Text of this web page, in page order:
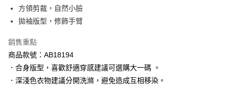
每筆NT$60，滿NT$1,000(含以上)免運費
7-11取貨付款
每筆NT$60，滿NT$1,000(含以上)免運費
付款後7-11取貨
每筆NT$60，滿NT$1,000(含以上)免運費
方領剪裁，自然小臉
拋袖版型，修飾手臂
銷售重點
商品款號：AB18194
．合身版型，喜歡舒適穿感建議可選購大一碼 。
．深淺色衣物建議分開洗滌，避免造成互相移染。